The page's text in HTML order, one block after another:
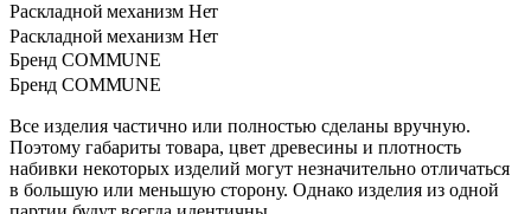
Раскладной механизм Нет
Раскладной механизм Нет
Бренд COMMUNE
Бренд COMMUNE
Все изделия частично или полностью сделаны вручную.
Поэтому габариты товара, цвет древесины и плотность
набивки некоторых изделий могут незначительно отличаться
в большую или меньшую сторону. Однако изделия из одной